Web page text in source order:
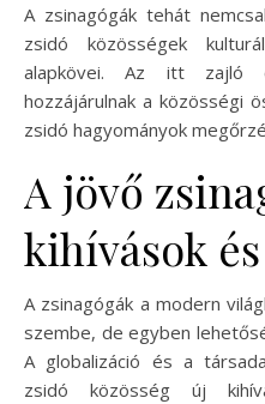
A zsinagógák tehát
zsidó közösségek
alapkövei. Az itt zajló
hozzájárulnak a közösségi
zsidó hagyományok
A jövő
kihívások
A zsinagógák a modern
szembe, de egyben
A globalizáció és a
zsidó közösség új